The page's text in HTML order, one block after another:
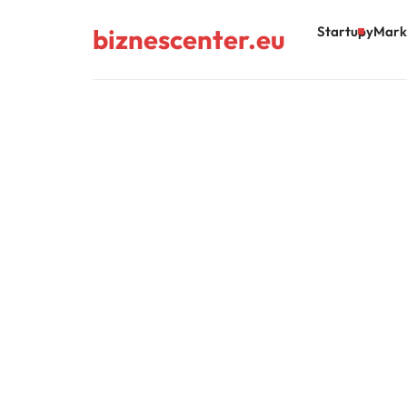
biznescenter.eu Startupy